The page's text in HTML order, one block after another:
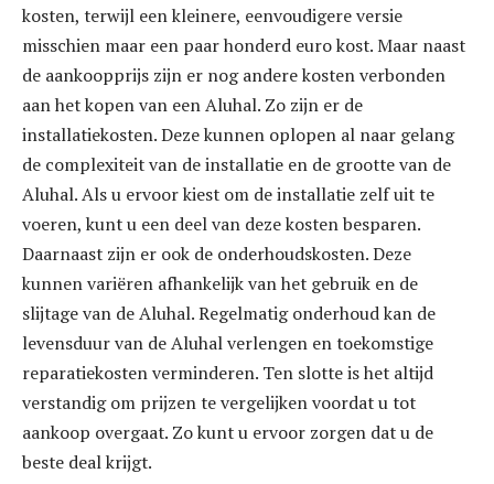
kosten, terwijl een kleinere, eenvoudigere versie
misschien maar een paar honderd euro kost. Maar naast
de aankoopprijs zijn er nog andere kosten verbonden
aan het kopen van een Aluhal. Zo zijn er de
installatiekosten. Deze kunnen oplopen al naar gelang
de complexiteit van de installatie en de grootte van de
Aluhal. Als u ervoor kiest om de installatie zelf uit te
voeren, kunt u een deel van deze kosten besparen.
Daarnaast zijn er ook de onderhoudskosten. Deze
kunnen variëren afhankelijk van het gebruik en de
slijtage van de Aluhal. Regelmatig onderhoud kan de
levensduur van de Aluhal verlengen en toekomstige
reparatiekosten verminderen. Ten slotte is het altijd
verstandig om prijzen te vergelijken voordat u tot
aankoop overgaat. Zo kunt u ervoor zorgen dat u de
beste deal krijgt.